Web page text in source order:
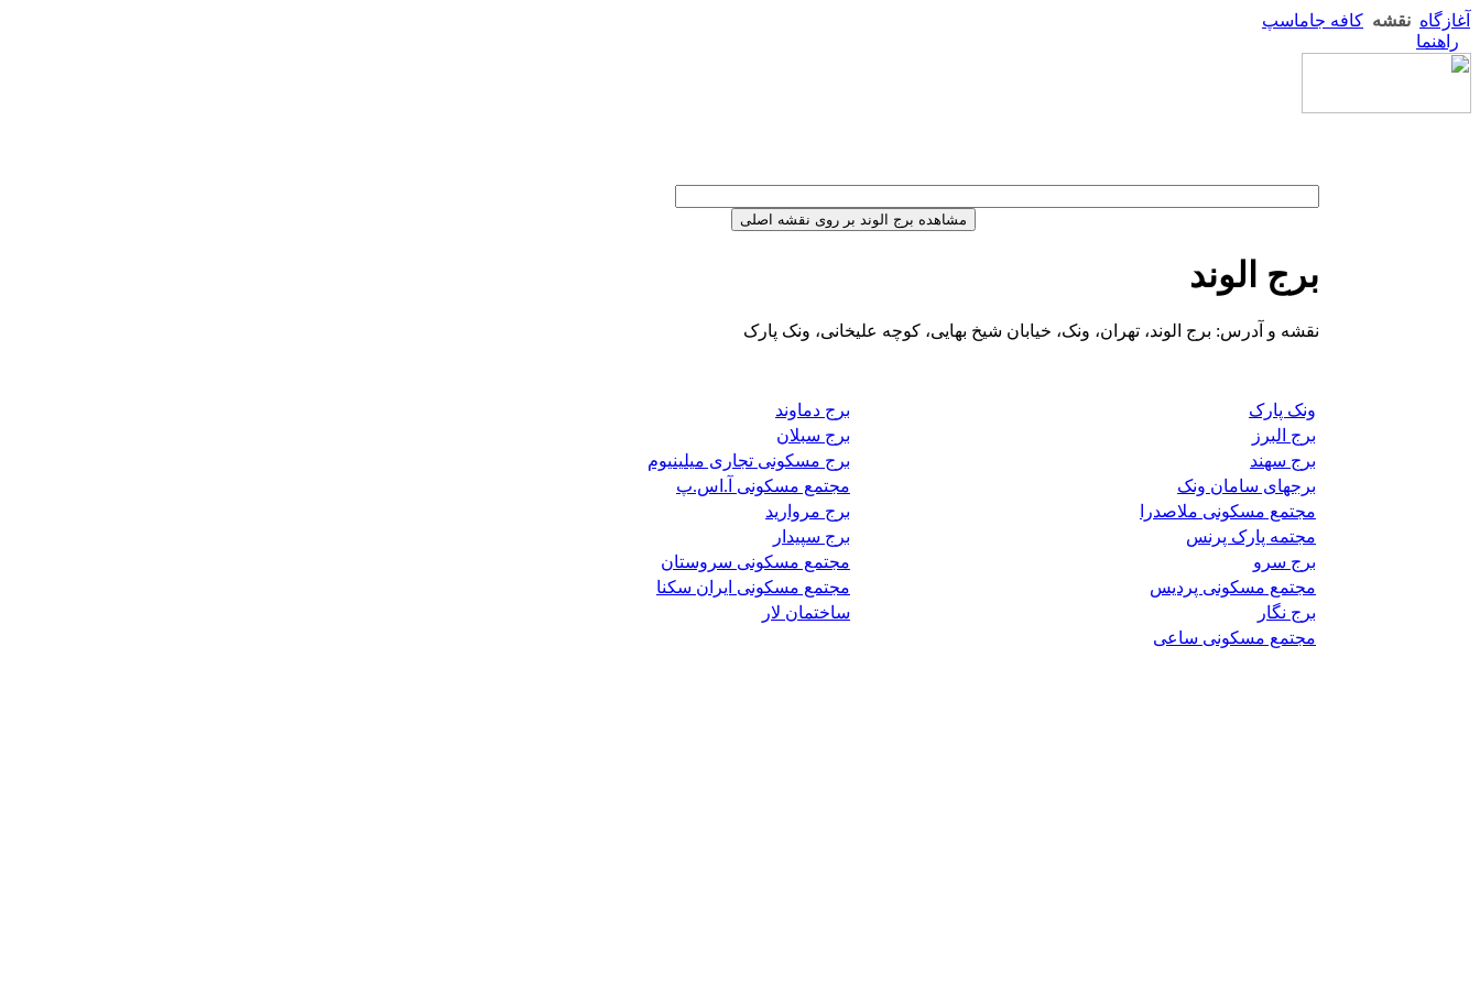
آغازگاه نقشه کافه جاماسپ
راهنما
برج الوند
نقشه و آدرس: برج الوند، تهران، ونک، خیابان شیخ بهایی، کوچه علیخانی، ونک پارک
ونک پارک
برج دماوند
برج البرز
برج سبلان
برج سهند
برج مسکونی تجاری میلینیوم
برجهای سامان ونک
مجتمع مسکونی آ.اس.پ
مجتمع مسکونی ملاصدرا
برج مروارید
مجتمه پارک پرنس
برج سپیدار
برج سرو
مجتمع مسکونی سروستان
مجتمع مسکونی پردیس
مجتمع مسکونی ایران سکنا
برج نگار
ساختمان لار
مجتمع مسکونی ساعی